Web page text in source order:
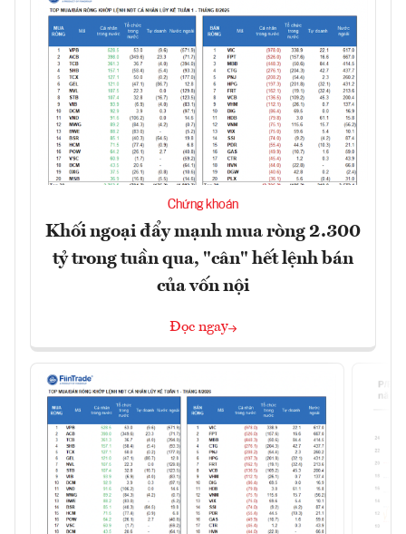
Chứng khoán
Khối ngoại đẩy mạnh mua ròng 2.300
tỷ trong tuần qua, "cân" hết lệnh bán
của vốn nội
Đọc ngay